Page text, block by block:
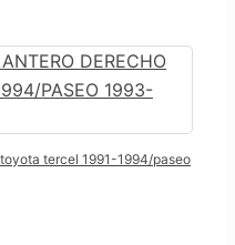
tercel 1991-1994/paseo